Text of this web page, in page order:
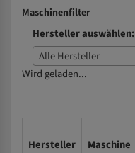
Maschinenfilter
Hersteller auswählen:
Alle Hersteller
Wird geladen...
Hersteller Maschine